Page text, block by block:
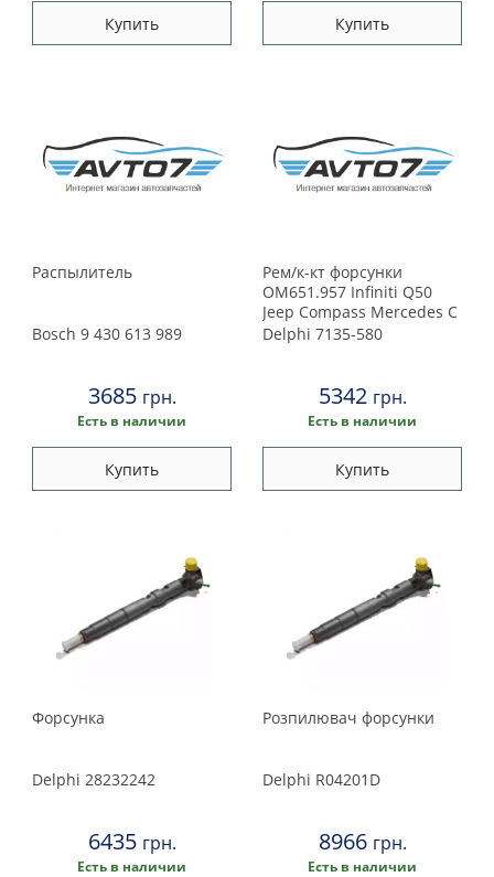
Купить Купить
Распылитель
Bosch 9 430 613 989
3685 грн.
Есть в наличии
Купить
Рем/к-кт форсунки
OM651.957 Infiniti Q50
Jeep Compass Mercedes C
(C204), C T-Model (S204), C
(A207), E (C207)
Delphi 7135-580
5342 грн.
Есть в наличии
Купить
Форсунка
Delphi 28232242
6435 грн.
Есть в наличии
Розпилювач форсунки
Delphi R04201D
8966 грн.
Есть в наличии